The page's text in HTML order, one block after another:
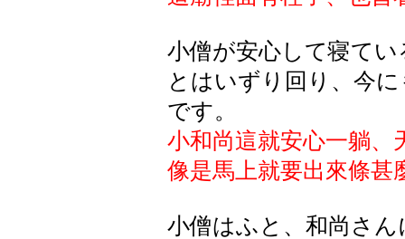
小僧が安心して寝て
とはいずり回り、今
です。
小和尚這就安心一躺、
像是馬上就要出來條甚
小僧はふと、和尚さ